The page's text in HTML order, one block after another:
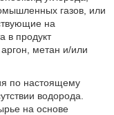
газов, или
на
в продукт
аргон, метан и/или
по настоящему
водорода.
на основе